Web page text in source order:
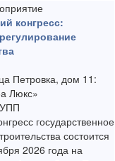
конгресс:
Петровка, дом 11:
Люкс»
государственное
состоится
2026 года на